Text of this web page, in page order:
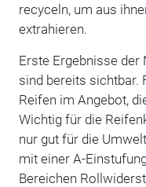
recyceln, um aus
extrahieren.
Erste Ergebnisse der
sind bereits sichtbar.
Reifen im Angebot,
Wichtig für die
nur gut für die
mit einer A-
Bereichen